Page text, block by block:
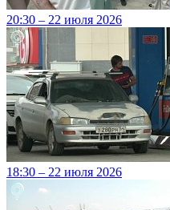
20:30 – 22 июля 2026
18:30 – 22 июля 2026